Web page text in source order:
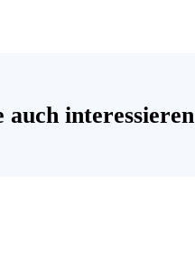
auch interessieren